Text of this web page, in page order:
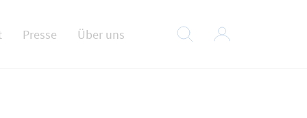
Presse Über uns